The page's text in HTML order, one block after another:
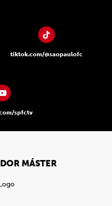
tiktok.com/@saopaulofc
spfctv
MÁSTER